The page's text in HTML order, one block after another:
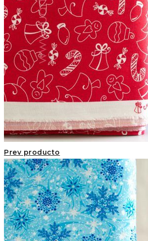
Prev producto